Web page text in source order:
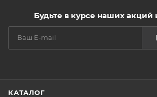
Будьте в курсе наших акций
КАТАЛОГ